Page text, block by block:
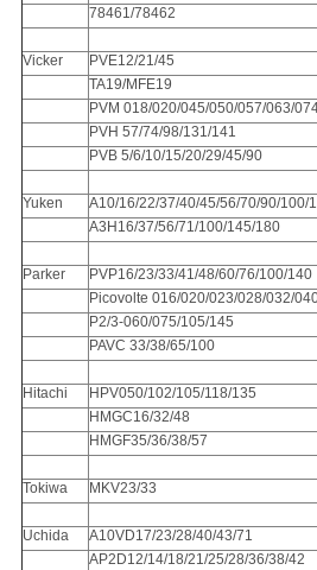
78461/78462
Vicker
PVE12/21/45
TA19/MFE19
PVM 018/020/045/050/057/063/
PVH 57/74/98/131/141
PVB 5/6/10/15/20/29/45/90
Yuken
A10/16/22/37/40/45/56/70/90/100/
A3H16/37/56/71/100/145/180
Parker
PVP16/23/33/41/48/60/76/100/140
Picovolte 016/020/023/028/032/
P2/3-060/075/105/145
PAVC 33/38/65/100
Hitachi
HPV050/102/105/118/135
HMGC16/32/48
HMGF35/36/38/57
Tokiwa MKV23/33
Uchida
A10VD17/23/28/40/43/71
AP2D12/14/18/21/25/28/36/38/42